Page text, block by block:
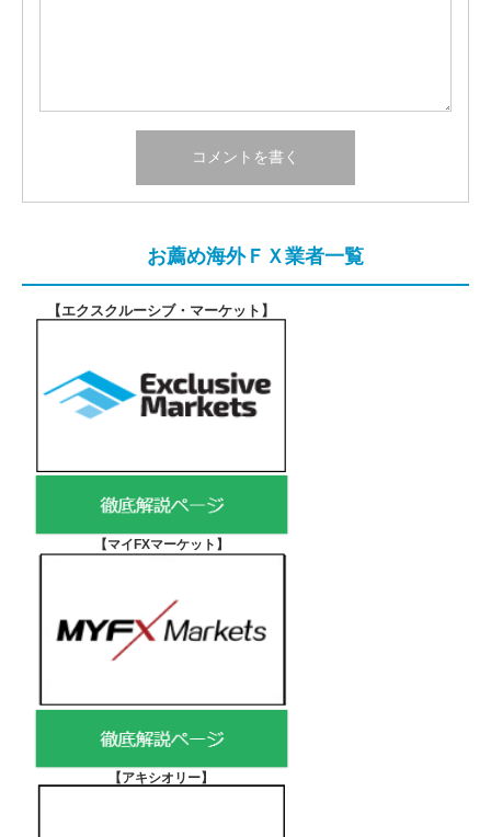
お薦め海外ＦＸ業者一覧
【エクスクルーシブ・マーケット 】
【マイFXマーケット 】
【アキシオリー】